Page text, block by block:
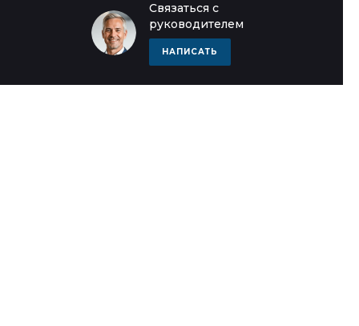
Связаться с
руководителем
НАПИСАТЬ